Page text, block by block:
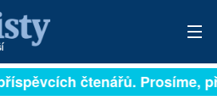
příspěvcích čtenářů.